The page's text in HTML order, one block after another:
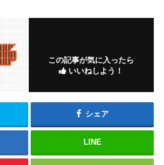
この記事が気に入ったら
いいねしよう！
シェア
LINE